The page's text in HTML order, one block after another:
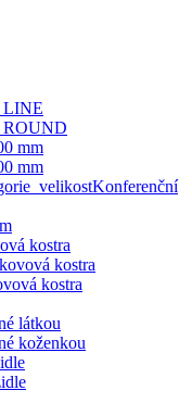
LINE
ROUND
mm
mm
Konferenční
kostra
kostra
kostra
látkou
koženkou